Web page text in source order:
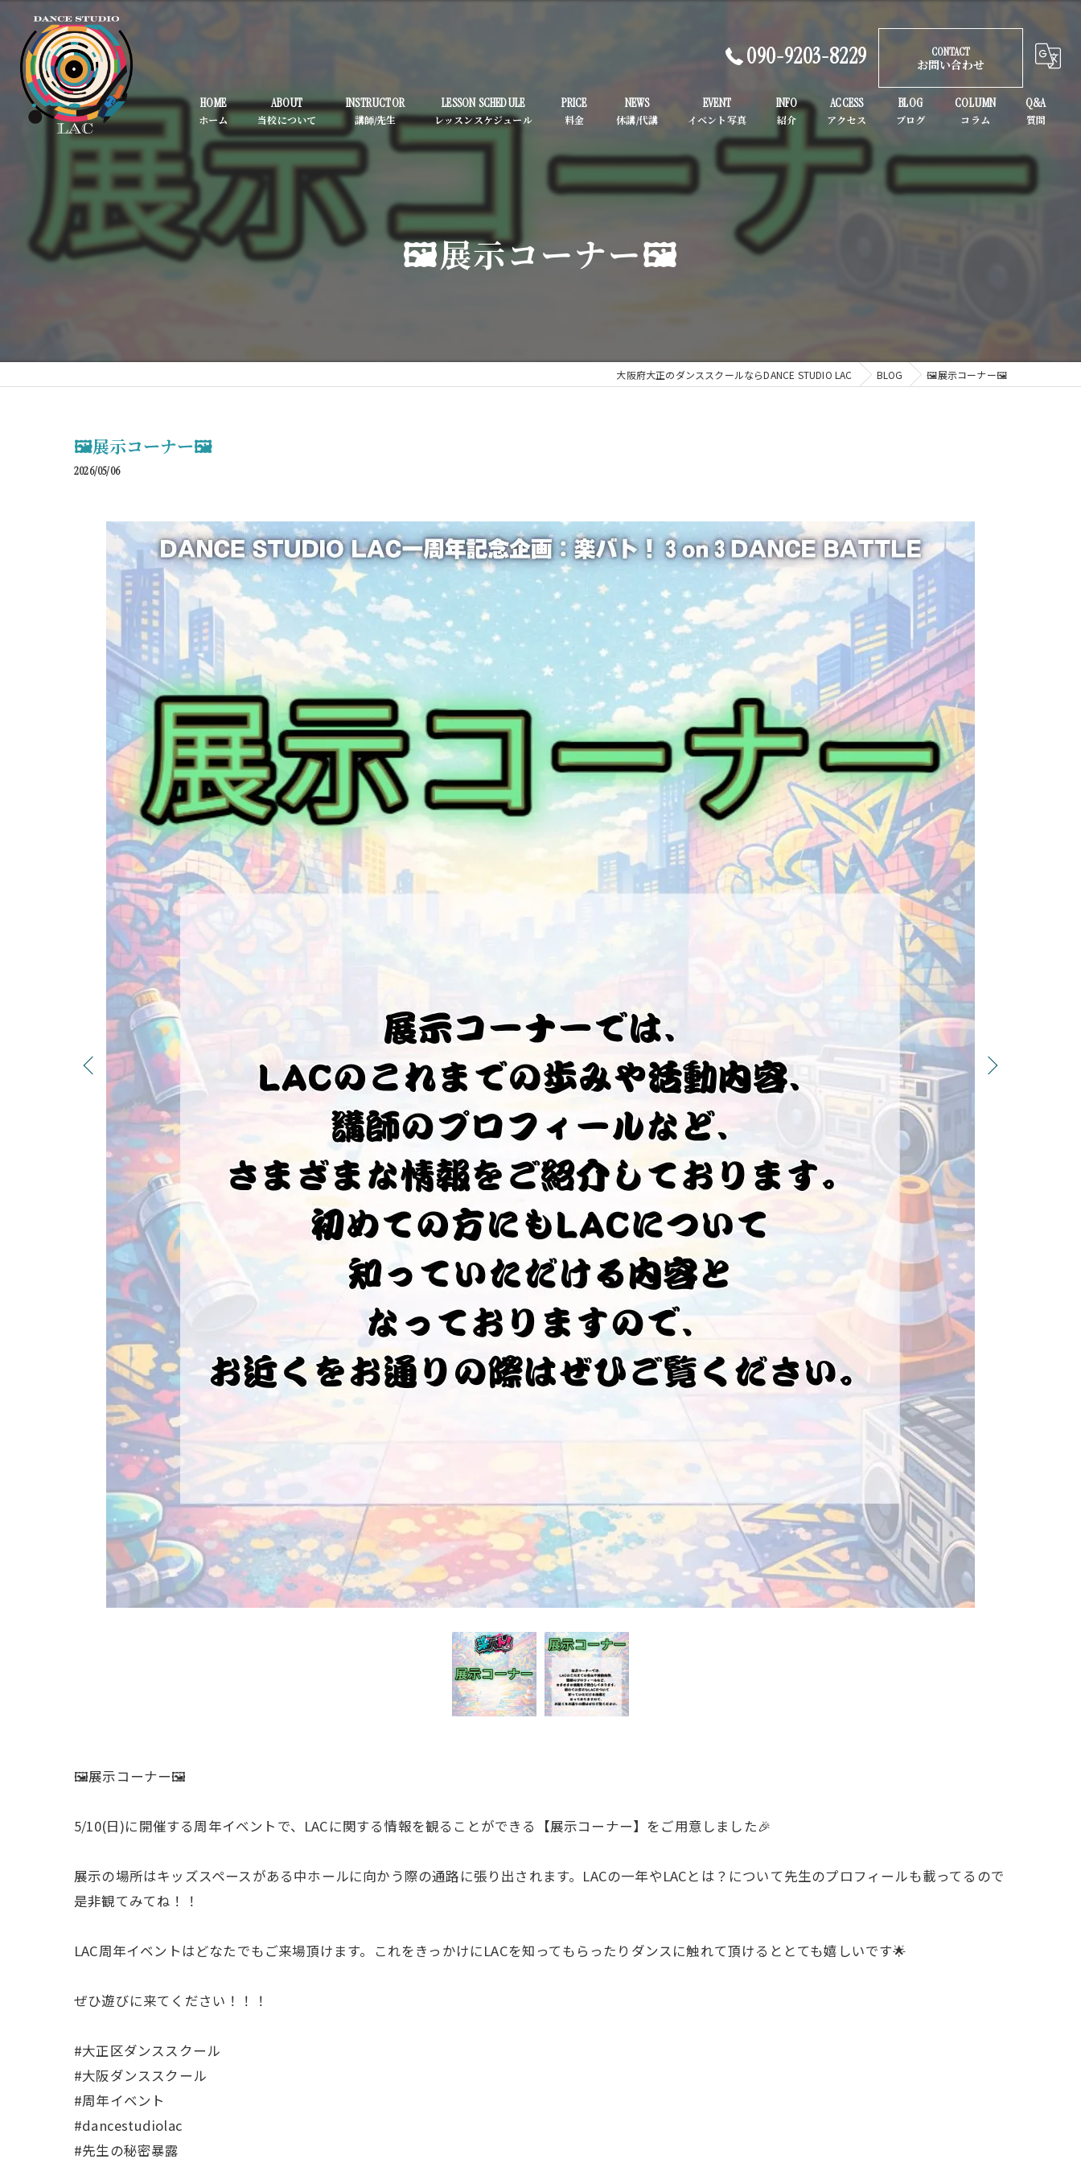
090-9203-8229
CONTACT
お問い合わせ
HOME ABOUT INSTRUCTOR LESSON SCHEDULE PRICE NEWS EVENT INFO
ガールズヒップホップ
K-POP
子供
ACCESS BLOG COLUMN Q&A
🖼️展示コーナー🖼️
大阪府大正のダンススクールならDANCE STUDIO LAC BLOG 🖼️展示コーナー🖼️
🖼️展示コーナー🖼️
2026/05/06
🖼️展示コーナー🖼️
5/10(日)に開催する周年イベントで、LACに関する情報を観ることができる【展示コーナー】をご用意しました🎉
展示の場所はキッズスペースがある中ホールに向かう際の通路に張り出されます。LACの一年やLACとは？について先生のプロフィールも載ってるので
是非観てみてね！！
LAC周年イベントはどなたでもご来場頂けます。これをきっかけにLACを知ってもらったりダンスに触れて頂けるととても嬉しいです🌟
ぜひ遊びに来てください！！！
#大正区ダンススクール
#大阪ダンススクール
#周年イベント
#dancestudiolac
#先生の秘密暴露